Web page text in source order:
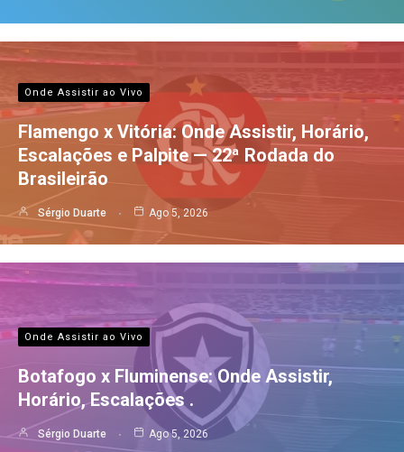
Onde Assistir ao Vivo
Flamengo x Vitória: Onde Assistir, Horário,
Escalações e Palpite — 22ª Rodada do
Brasileirão
Sérgio Duarte Ago 5, 2026
Onde Assistir ao Vivo
Botafogo x Fluminense: Onde Assistir,
Horário, Escalações .
Sérgio Duarte Ago 5, 2026